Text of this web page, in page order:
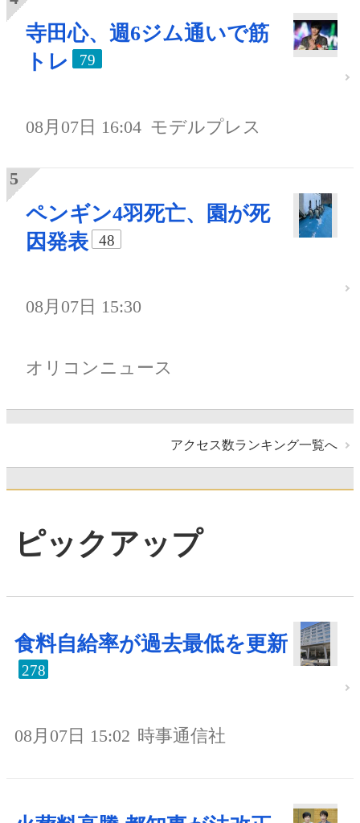
寺田心、週6ジム通いで筋
トレ
79
08月07日 16:04 モデルプレス
ペンギン4羽死亡、園が死
因発表
48
08月07日 15:30
オリコンニュース
アクセス数ランキング一覧へ
ピックアップ
食料自給率が過去最低を更新
278
08月07日 15:02 時事通信社